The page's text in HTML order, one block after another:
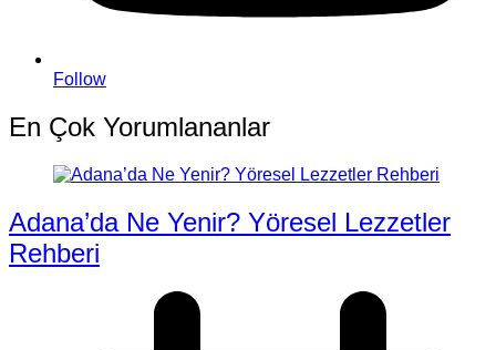
Follow
En Çok Yorumlananlar
Adana’da Ne Yenir? Yöresel Lezzetler
Rehberi